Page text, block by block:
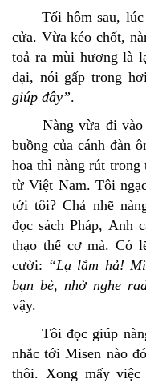
Tối hôm sau, lúc
cửa. Vừa kéo chốt,
toả ra mùi hương là
dại, nói gấp trong
giúp đây”.
Nàng vừa đi vào
buồng của cánh đàn
hoa thì nàng rút
từ Việt Nam. Tôi
tới tôi? Chả nhẽ
đọc sách Pháp, Anh
thạo thế cơ mà. Có
cười: “Lạ lắm hả!
bạn bè, nhờ nghe
vậy.
Tôi đọc giúp nàng
nhắc tới Misen nào
thôi. Xong mấy